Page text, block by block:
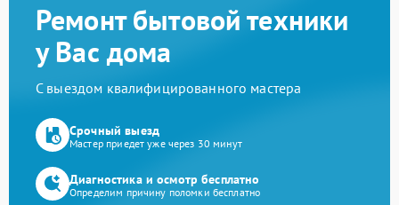
Ремонт бытовой техники
у Вас дома
С выездом квалифицированного мастера
Срочный выезд
Мастер приедет уже через 30 минут
Диагностика и осмотр бесплатно
Определим причину поломки бесплатно